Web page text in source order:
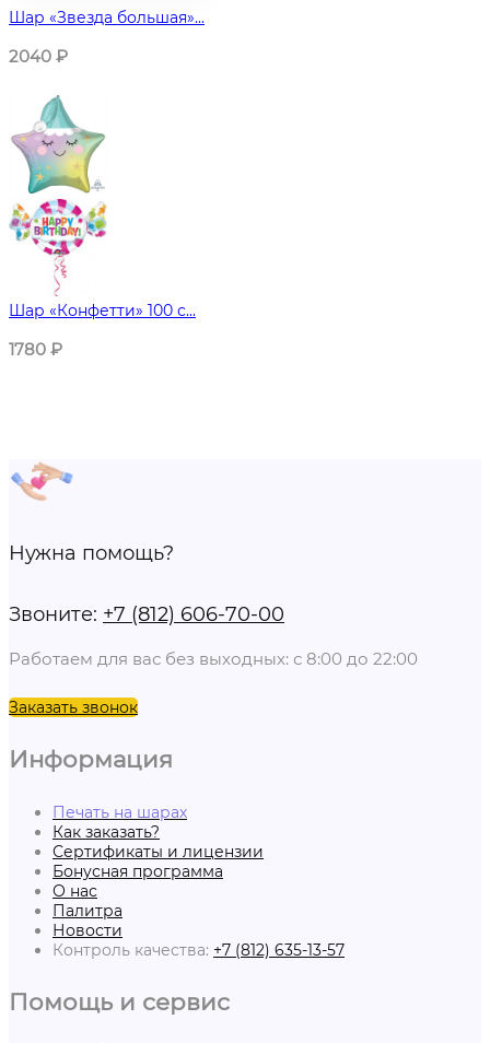
Шар «Звезда большая»...
2040 ₽
Шар «Конфетти» 100 с...
1780 ₽
Нужна помощь?
Звоните: +7 (812) 606-70-00
Работаем для вас без выходных: с 8:00 до 22:00
Заказать звонок
Информация
Печать на шарах
Как заказать?
Сертификаты и лицензии
Бонусная программа
О нас
Палитра
Новости
Контроль качества: +7 (812) 635-13-57
Помощь и сервис